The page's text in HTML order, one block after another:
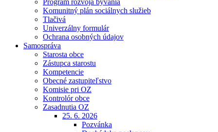
Program rozvoja bývania
Komunitný plán sociálnych služieb
Tlačivá
Univerzálny formulár
Ochrana osobných údajov
Samospráva
Starosta obce
Zástupca starostu
Kompetencie
Obecné zastupiteľstvo
Komisie pri OZ
Kontrolór obce
Zasadnutia OZ
25. 6. 2026
Pozvánka